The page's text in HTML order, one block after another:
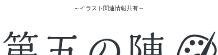
～イラスト関連情報共有～